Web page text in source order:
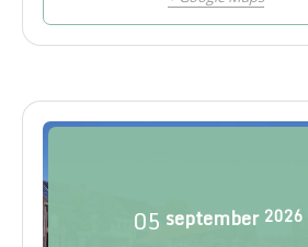
05 september 2026